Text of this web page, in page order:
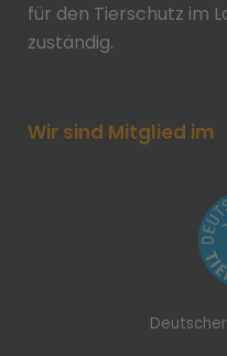
für den Tierschutz im
zuständig.
Wir sind Mitglied im